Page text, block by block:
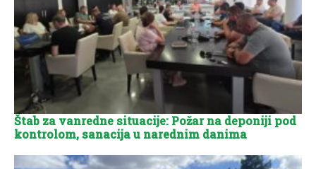
Štab za vanredne situacije: Požar na deponiji pod
kontrolom, sanacija u narednim danima